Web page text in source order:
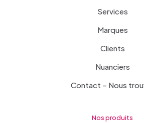
Services
Marques
Clients
Nuanciers
Contact – Nous
Nos produits